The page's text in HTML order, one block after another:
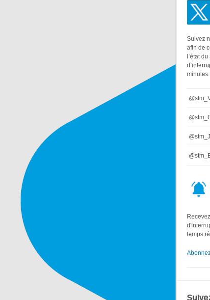
Suivez
afin de
l’état
minutes.
temps